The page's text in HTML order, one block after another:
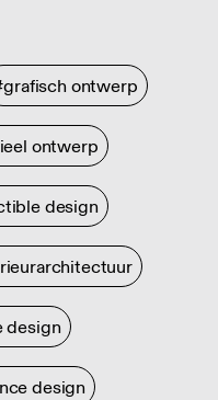
ontwerp
ontwerp
design
design
design